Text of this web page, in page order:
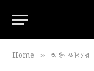
Home » আইন ও বিচার